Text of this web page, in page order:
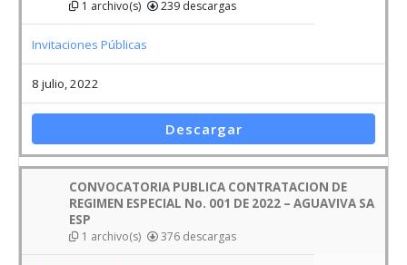
1 archivo(s) 239 descargas
Invitaciones Públicas
8 julio, 2022
Descargar
CONVOCATORIA PUBLICA CONTRATACION DE
REGIMEN ESPECIAL No. 001 DE 2022 – AGUAVIVA SA
ESP
1 archivo(s) 376 descargas